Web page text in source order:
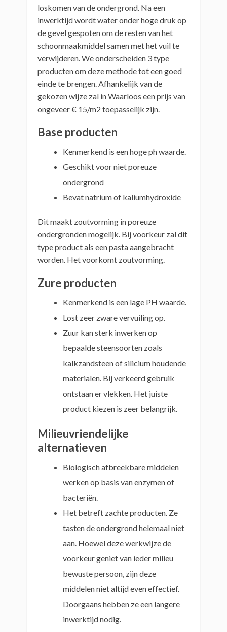
loskomen van de ondergrond. Na een
inwerktijd wordt water onder hoge druk op
de gevel gespoten om de resten van het
schoonmaakmiddel samen met het vuil te
verwijderen. We onderscheiden 3 type
producten om deze methode tot een goed
einde te brengen. Afhankelijk van de
gekozen wijze zal in Waarloos een prijs van
ongeveer € 15/m2 toepasselijk zijn.
Base producten
Kenmerkend is een hoge ph waarde.
Geschikt voor niet poreuze
ondergrond
Bevat natrium of kaliumhydroxide
Dit maakt zoutvorming in poreuze
ondergronden mogelijk. Bij voorkeur zal dit
type product als een pasta aangebracht
worden. Het voorkomt zoutvorming.
Zure producten
Kenmerkend is een lage PH waarde.
Lost zeer zware vervuiling op.
Zuur kan sterk inwerken op
bepaalde steensoorten zoals
kalkzandsteen of silicium houdende
materialen. Bij verkeerd gebruik
ontstaan er vlekken. Het juiste
product kiezen is zeer belangrijk.
Milieuvriendelijke
alternatieven
Biologisch afbreekbare middelen
werken op basis van enzymen of
bacteriën.
Het betreft zachte producten. Ze
tasten de ondergrond helemaal niet
aan. Hoewel deze werkwijze de
voorkeur geniet van ieder milieu
bewuste persoon, zijn deze
middelen niet altijd even effectief.
Doorgaans hebben ze een langere
inwerktijd nodig.